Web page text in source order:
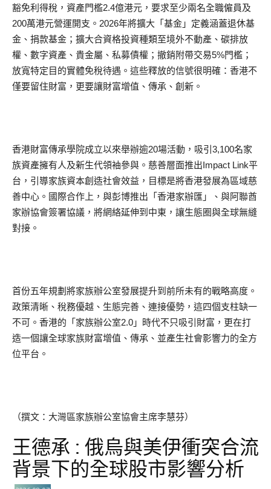
豁免利得稅，資產門檻2.4億港元，要求至少兩名全職僱員及
200萬港元營運開支。2026年將擴大「基金」定義涵蓋退休基
金、捐款基金；擴大合資格投資種類至境外不動產、碳排放
權、數字資產、貴金屬、私募債權；撤銷附帶交易5%門檻；
放寬特定目的實體免稅待遇。這些釋放的信號很明確：香港不
僅要留住財富，更要讓財富增值、傳承、創新。
香港財富傳承學院成立以來舉辦逾20場活動，吸引3,100名家
族資產擁有人及新生代領袖參與。慈善層面推出Impact Link平
台，引導家族資本創造社會效益，目標是將香港發展為區域慈
善中心。國際合作上，與彭博推出「香港家辦匯」、與阿聯酋
家辦協會簽署協議，將網絡延伸到中東，讓生態圈與全球無縫
對接。
首份五年規劃將家族辦公室發展提升到前所未有的戰略高度。
政策清晰、稅務優越、生態完善、連接優勢，這四個支柱缺一
不可。香港的「家族辦公室2.0」時代不只吸引財富，更在打
造一個讓全球家族財富增值、傳承、並產生社會影響力的全方
位平台。
（撰文：大灣區家族辦公室協會主席李慧芬）
王德承 : 俄烏與美伊衝突合流
背景下的全球股市影響分析